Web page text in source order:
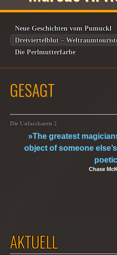
Neue Geschichten vom Pumuckl
Dreiviertelblut –
Die Perlmutterfarbe
GESAGT
Die Unfassbaren 2
»The greatest
object of someone
Chase
AKTUELL